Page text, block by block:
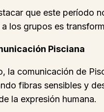
que este período
los grupos es
Pisciana
la comunicación de
fibras sensibles y
la expresión humana.